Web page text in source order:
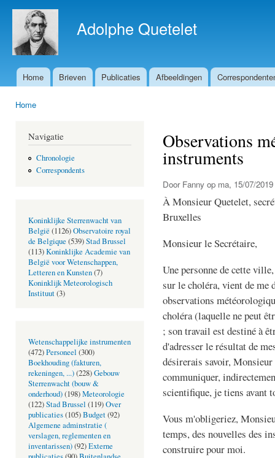
Adolphe Quetelet
Hoofdmenu
Home Brieven Publicaties Afbeeldingen
Home
Navigatie
Chronologie
Correspondents
Koninklijke Sterrenwacht van
België (1126)Observatoire royal
de Belgique (539)Stad Brussel
(113)Koninklijke Academie van
België voor Wetenschappen,
Letteren en Kunsten(7)
Koninklijk Meteorologisch
Instituut(3)
Wetenschappelijke instrumenten
(472)Personeel (300)
Boekhouding (fakturen,
rekeningen, ...)(228)Gebouw
Sterrenwacht (bouw &
onderhoud)(198)Meteorologie
(122)Stad Brussel (119)Over
publicaties(105)Budget(92)
Algemene adminstratie (
verslagen, reglementen en
inventarissen)(92)Externe
Observations
instruments
Door Fanny op ma, 15/07/
À Monsieur Quetelet,
Bruxelles
Monsieur le Secrétaire,
Une personne de cette
sur le choléra, vient de me
observations
choléra (laquelle ne peut
; son travail est destiné à
d'adresser le résultat de
désirerais savoir,
communiquer,
scientifique, je tiens avant
Vous m'obligeriez,
temps, des nouvelles des
construire pour moi.